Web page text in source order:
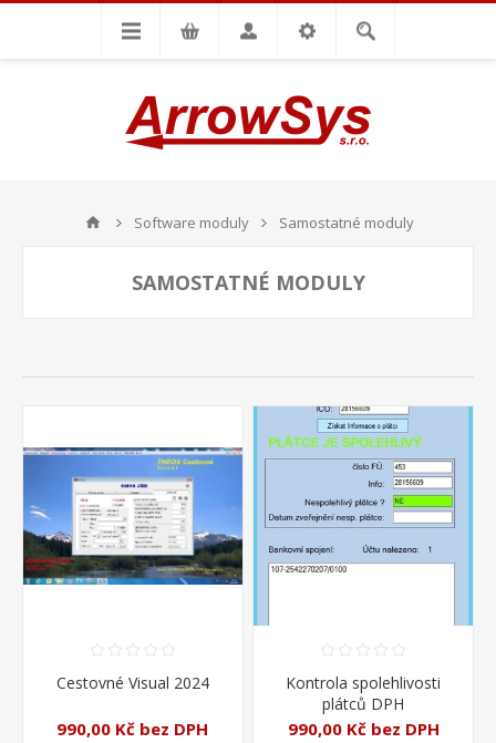
Software moduly Samostatné moduly
SAMOSTATNÉ MODULY
Cestovné Visual 2024
990,00 Kč bez DPH
Kontrola spolehlivosti
plátců DPH
990,00 Kč bez DPH